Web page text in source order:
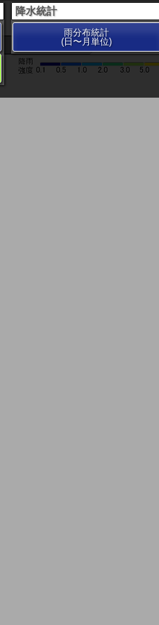
降水統計
雨分布統計
(日〜月単位)